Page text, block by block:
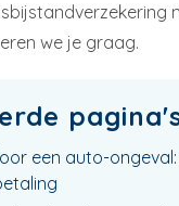
we je graag.
een auto-